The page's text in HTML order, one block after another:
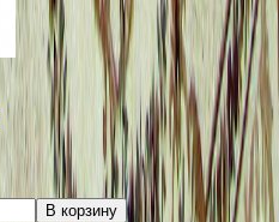
В корзину